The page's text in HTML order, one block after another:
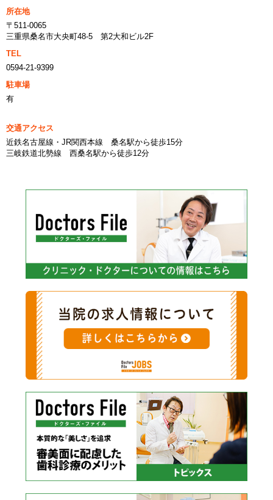
所在地
〒511-0065
三重県桑名市大央町48-5 第2大和ビル2F
TEL
0594-21-9399
駐車場
有
交通アクセス
近鉄名古屋線・JR関西本線 桑名駅から徒歩15分
三岐鉄道北勢線 西桑名駅から徒歩12分